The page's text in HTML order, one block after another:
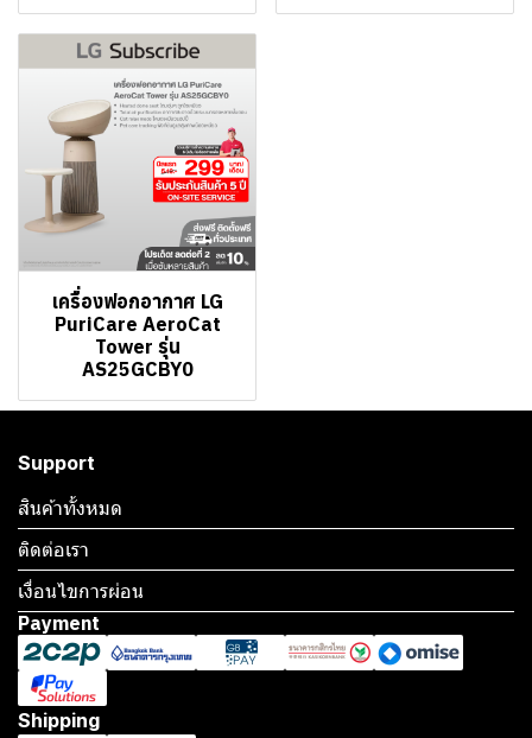
เครื่องฟอกอากาศ LG
PuriCare AeroCat
Tower รุ่น
AS25GCBY0
Support
สินค้าทั้งหมด
ติดต่อเรา
เงื่อนไขการผ่อน
Payment
Shipping